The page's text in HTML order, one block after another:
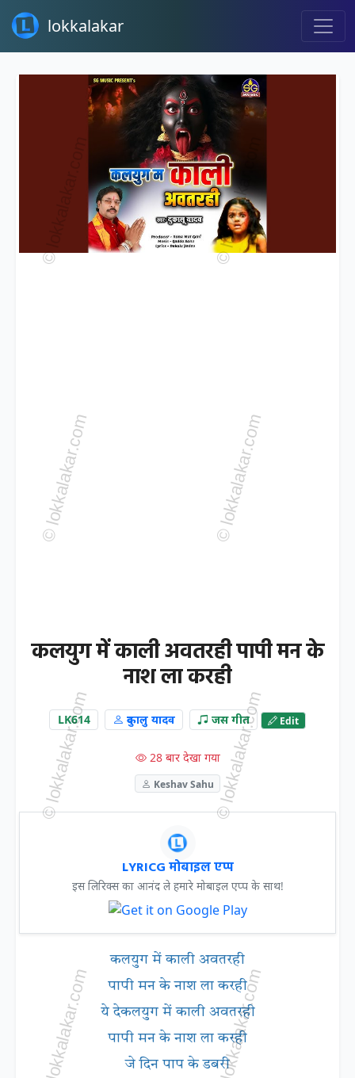
lokkalakar
कलयुग में काली अवतरही पापी मन के
नाश ला करही
LK614 दुकालु यादव जस गीत Edit
28 बार देखा गया
Keshav Sahu
LYRICG मोबाइल एप्प
इस लिरिक्स का आनंद ले हमारे मोबाइल एप्प के साथ!
कलयुग में काली अवतरही
पापी मन के नाश ला करही
ये देकलयुग में काली अवतरही
पापी मन के नाश ला करही
जे दिन पाप के डबरी